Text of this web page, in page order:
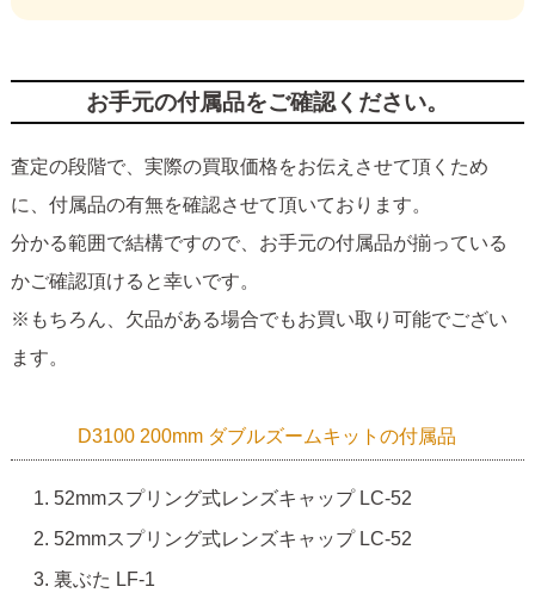
お手元の付属品をご確認ください。
査定の段階で、実際の買取価格をお伝えさせて頂くため
に、付属品の有無を確認させて頂いております。
分かる範囲で結構ですので、お手元の付属品が揃っている
かご確認頂けると幸いです。
※もちろん、欠品がある場合でもお買い取り可能でござい
ます。
D3100 200mm ダブルズームキットの付属品
52mmスプリング式レンズキャップ LC-52
52mmスプリング式レンズキャップ LC-52
裏ぶた LF-1